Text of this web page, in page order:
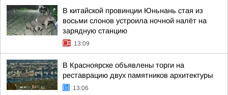
В китайской провинции Юньнань стая из
восьми слонов устроила ночной налёт на
зарядную станцию
13:09
В Красноярске объявлены торги на
реставрацию двух памятников архитектуры
13:06